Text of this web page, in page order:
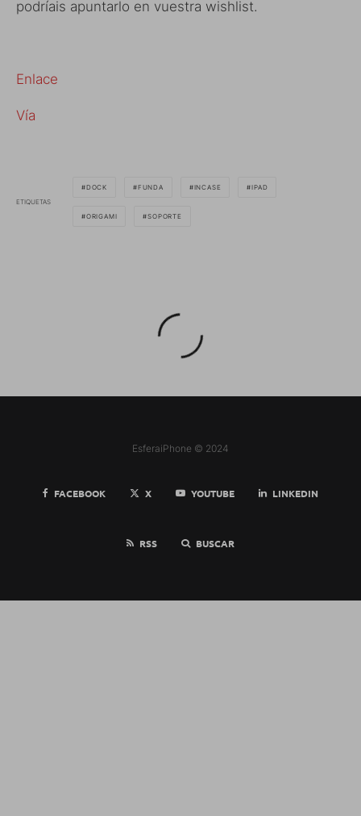
podríais apuntarlo en vuestra wishlist.
Enlace
Vía
ETIQUETAS
DOCK FUNDA INCASE IPAD
ORIGAMI SOPORTE
EsferaiPhone © 2024
FACEBOOK X YOUTUBE LINKEDIN
RSS BUSCAR